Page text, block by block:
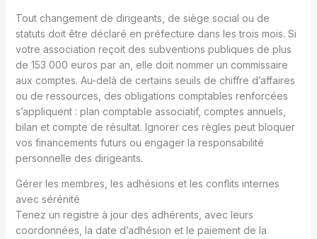
Tout changement de dirigeants, de siège social ou de
statuts doit être déclaré en préfecture dans les trois mois. Si
votre association reçoit des subventions publiques de plus
de 153 000 euros par an, elle doit nommer un commissaire
aux comptes. Au-delà de certains seuils de chiffre d’affaires
ou de ressources, des obligations comptables renforcées
s’appliquent : plan comptable associatif, comptes annuels,
bilan et compte de résultat. Ignorer ces règles peut bloquer
vos financements futurs ou engager la responsabilité
personnelle des dirigeants.
Gérer les membres, les adhésions et les conflits internes
avec sérénité
Tenez un registre à jour des adhérents, avec leurs
coordonnées, la date d’adhésion et le paiement de la